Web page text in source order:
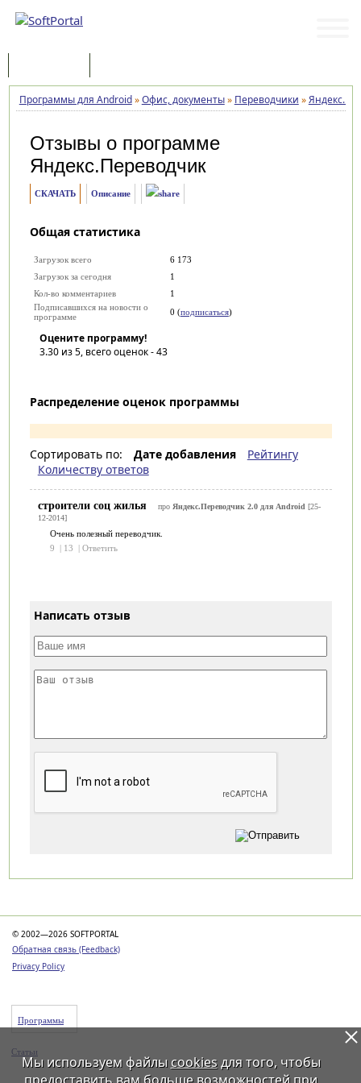
Программы для Android»Офис, документы» Переводчики »
Отзывы о программе
Яндекс.Переводчик
СКАЧАТЬ Описание
Общая статистика
Загрузок всего
6 173
Загрузок за сегодня
1
Кол-во комментариев
1
Подписавшихся на новости о
программе
0 (подписаться)
Оцените программу!
3.30из 5, всего оценок -43
Распределение оценок программы
Сортировать по: Дате добавления
Рейтингу
Количеству ответов
строители соц жилья про Яндекс.Переводчик 2.0 для Android [25-
12-2014]
Очень полезный переводчик.
9
| 13 | Ответить
Написать отзыв
© 2002—2026 SOFTPORTAL
Обратная связь (Feedback)
Privacy Policy
Программы
Статьи
Мы используем файлы cookiesдля того, чтобы